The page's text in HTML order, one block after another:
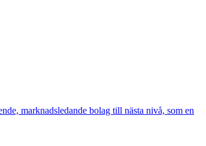
marknadsledande bolag till nästa nivå, som en